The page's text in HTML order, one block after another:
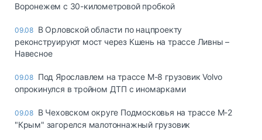
Воронежем с 30-километровой пробкой
09.08 В Орловской области по нацпроекту
реконструируют мост через Кшень на трассе Ливны –
Навесное
09.08 Под Ярославлем на трассе М-8 грузовик Volvo
опрокинулся в тройном ДТП с иномарками
09.08 В Чеховском округе Подмосковья на трассе М-2
"Крым" загорелся малотоннажный грузовик